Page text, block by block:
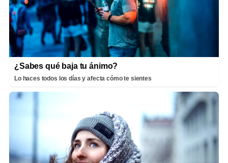
¿Sabes qué baja tu ánimo?
Lo haces todos los días y afecta cómo te sientes